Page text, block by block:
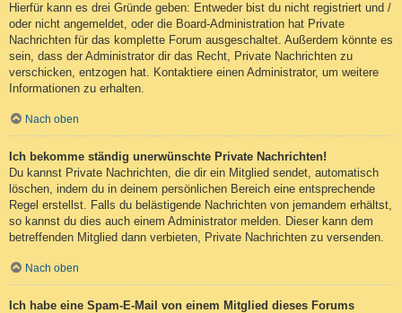
Hierfür kann es drei Gründe geben: Entweder bist du nicht registriert und /
oder nicht angemeldet, oder die Board-Administration hat Private
Nachrichten für das komplette Forum ausgeschaltet. Außerdem könnte es
sein, dass der Administrator dir das Recht, Private Nachrichten zu
verschicken, entzogen hat. Kontaktiere einen Administrator, um weitere
Informationen zu erhalten.
Nach oben
Ich bekomme ständig unerwünschte Private Nachrichten!
Du kannst Private Nachrichten, die dir ein Mitglied sendet, automatisch
löschen, indem du in deinem persönlichen Bereich eine entsprechende
Regel erstellst. Falls du belästigende Nachrichten von jemandem erhältst,
so kannst du dies auch einem Administrator melden. Dieser kann dem
betreffenden Mitglied dann verbieten, Private Nachrichten zu versenden.
Nach oben
Ich habe eine Spam-E-Mail von einem Mitglied dieses Forums